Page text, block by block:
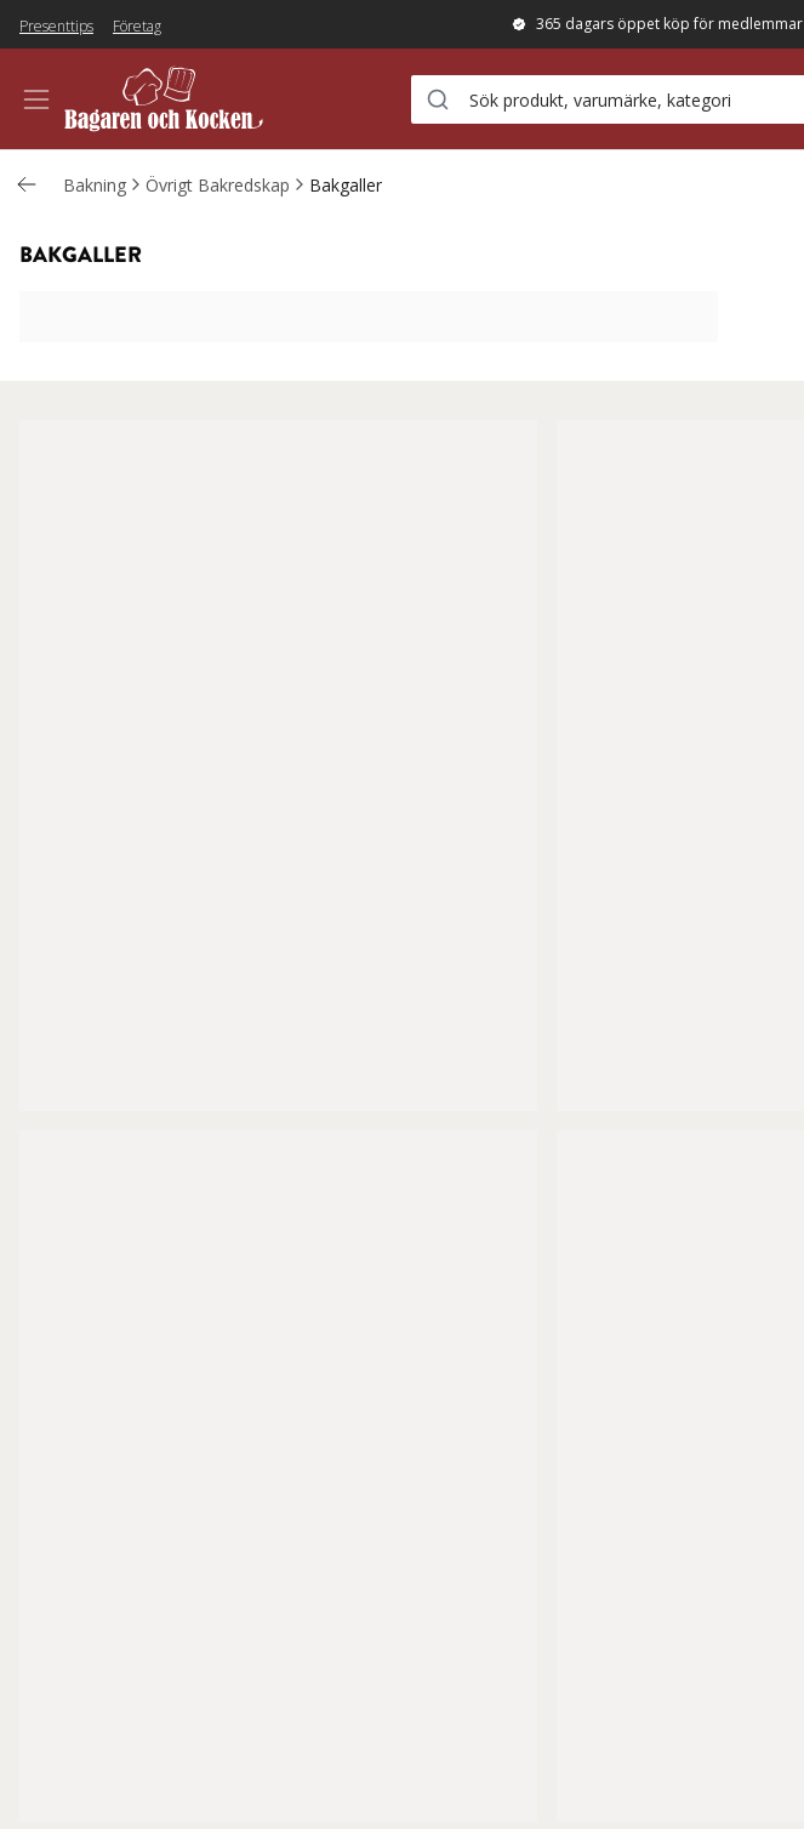
Presenttips Företag 365 dagars öppet köp för medlemmar
Bakning Övrigt Bakredskap Bakgaller
BAKGALLER